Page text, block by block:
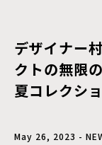
デザイナー
クトの無限
夏コレクシ
May 26, 2023 -